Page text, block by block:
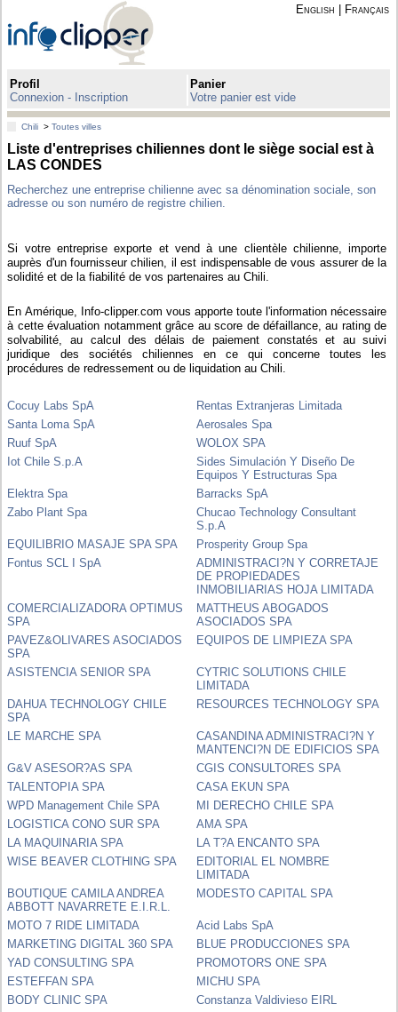
English Français
Profil
Connexion - Inscription
Panier
Votre panier est vide
Chili >Toutes villes
Liste d'entreprises chiliennes dont le siège social est à
LAS CONDES
Recherchez une entreprise chilienne avec sa dénomination sociale, son
adresse ou son numéro de registre chilien.
Si votre entreprise exporte et vend à une clientèle chilienne, importe
auprès d'un fournisseur chilien, il est indispensable de vous assurer de la
solidité et de la fiabilité de vos partenaires au Chili.
En Amérique, Info-clipper.com vous apporte toute l'information nécessaire
à cette évaluation notamment grâce au score de défaillance, au rating de
solvabilité, au calcul des délais de paiement constatés et au suivi
juridique des sociétés chiliennes en ce qui concerne toutes les
procédures de redressement ou de liquidation au Chili.
Cocuy Labs SpA
Rentas Extranjeras Limitada
Santa Loma SpA
Aerosales Spa
Ruuf SpA
WOLOX SPA
Iot Chile S.p.A
Sides Simulación Y Diseño De
Equipos Y Estructuras Spa
Elektra Spa
Barracks SpA
Zabo Plant Spa
Chucao Technology Consultant
S.p.A
EQUILIBRIO MASAJE SPA SPA
Prosperity Group Spa
Fontus SCL I SpA
ADMINISTRACI?N Y CORRETAJE
DE PROPIEDADES
INMOBILIARIAS HOJA LIMITADA
COMERCIALIZADORA OPTIMUS
SPA
MATTHEUS ABOGADOS
ASOCIADOS SPA
PAVEZ&OLIVARES ASOCIADOS
SPA
EQUIPOS DE LIMPIEZA SPA
ASISTENCIA SENIOR SPA
CYTRIC SOLUTIONS CHILE
LIMITADA
DAHUA TECHNOLOGY CHILE
SPA
RESOURCES TECHNOLOGY SPA
LE MARCHE SPA
CASANDINA ADMINISTRACI?N Y
MANTENCI?N DE EDIFICIOS SPA
G&V ASESOR?AS SPA
CGIS CONSULTORES SPA
TALENTOPIA SPA
CASA EKUN SPA
WPD Management Chile SPA
MI DERECHO CHILE SPA
LOGISTICA CONO SUR SPA
AMA SPA
LA MAQUINARIA SPA
LA T?A ENCANTO SPA
WISE BEAVER CLOTHING SPA
EDITORIAL EL NOMBRE
LIMITADA
BOUTIQUE CAMILA ANDREA
ABBOTT NAVARRETE E.I.R.L.
MODESTO CAPITAL SPA
MOTO 7 RIDE LIMITADA
Acid Labs SpA
MARKETING DIGITAL 360 SPA
BLUE PRODUCCIONES SPA
YAD CONSULTING SPA
PROMOTORS ONE SPA
ESTEFFAN SPA
MICHU SPA
BODY CLINIC SPA
Constanza Valdivieso EIRL